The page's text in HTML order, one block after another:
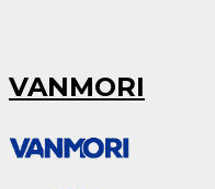
VANMORI